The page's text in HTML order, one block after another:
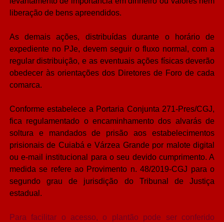
liberação de bens apreendidos.
As demais ações, distribuídas durante o horário de
expediente no PJe, devem seguir o fluxo normal, com a
regular distribuição, e as eventuais ações físicas deverão
obedecer às orientações dos Diretores de Foro de cada
comarca.
Conforme estabelece a Portaria Conjunta 271-Pres/CGJ,
fica regulamentado o encaminhamento dos alvarás de
soltura e mandados de prisão aos estabelecimentos
prisionais de Cuiabá e Várzea Grande por malote digital
ou e-mail institucional para o seu devido cumprimento. A
medida se refere ao Provimento n. 48/2019-CGJ para o
segundo grau de jurisdição do Tribunal de Justiça
estadual.
Para facilitar o acesso, o plantão pode ser conferido